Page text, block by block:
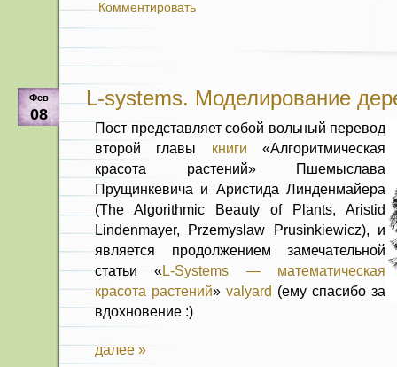
Комментировать
Фев
08
L-systems. Моделирование
Пост представляет собой вольный перевод
второй главы книги «Алгоритмическая
красота растений» Пшемыслава
Прущинкевича и Аристида Линденмайера
(The Algorithmic Beauty of Plants, Aristid
Lindenmayer, Przemyslaw Prusinkiewicz), и
является продолжением замечательной
статьи «L-Systems — математическая
красота растений» valyard (ему спасибо за
вдохновение :)
далее »